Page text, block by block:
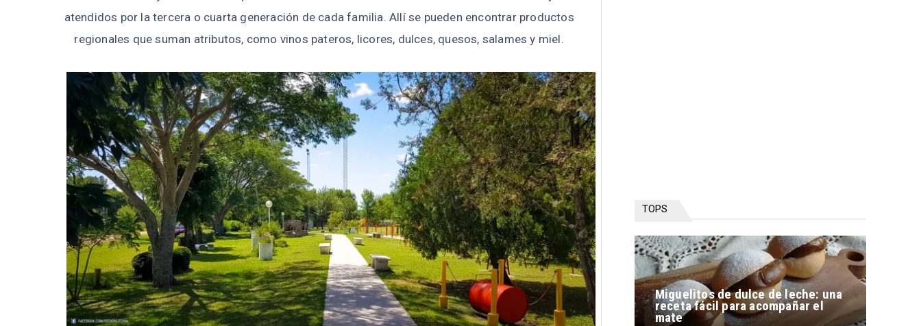
atendidos por la tercera o cuarta generación de cada familia. Allí se pueden encontrar productos
regionales que suman atributos, como vinos pateros, licores, dulces, quesos, salames y miel.
TOPS
Miguelitos de dulce de leche: una
receta fácil para acompañar el
mate